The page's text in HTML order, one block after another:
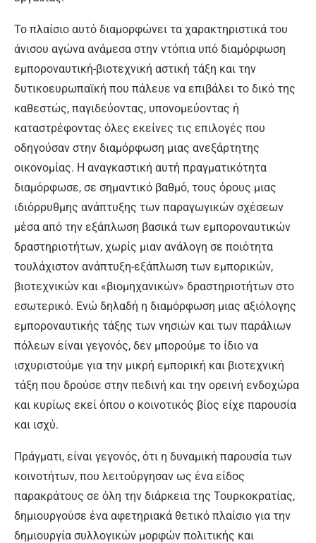
Το πλαίσιο αυτό διαμορφώνει τα χαρακτηριστικά του
άνισου αγώνα ανάμεσα στην ντόπια υπό διαμόρφωση
εμποροναυτική-βιοτεχνική αστική τάξη και την
δυτικοευρωπαϊκή που πάλευε να επιβάλει το δικό της
καθεστώς, παγιδεύοντας, υπονομεύοντας ή
καταστρέφοντας όλες εκείνες τις επιλογές που
οδηγούσαν στην διαμόρφωση μιας ανεξάρτητης
οικονομίας. Η αναγκαστική αυτή πραγματικότητα
διαμόρφωσε, σε σημαντικό βαθμό, τους όρους μιας
ιδιόρρυθμης ανάπτυξης των παραγωγικών σχέσεων
μέσα από την εξάπλωση βασικά των εμποροναυτικών
δραστηριοτήτων, χωρίς μιαν ανάλογη σε ποιότητα
τουλάχιστον ανάπτυξη-εξάπλωση των εμπορικών,
βιοτεχνικών και «βιομηχανικών» δραστηριοτήτων στο
εσωτερικό. Ενώ δηλαδή η διαμόρφωση μιας αξιόλογης
εμποροναυτικής τάξης των νησιών και των παράλιων
πόλεων είναι γεγονός, δεν μπορούμε το ίδιο να
ισχυριστούμε για την μικρή εμπορική και βιοτεχνική
τάξη που δρούσε στην πεδινή και την ορεινή ενδοχώρα
και κυρίως εκεί όπου ο κοινοτικός βίος είχε παρουσία
και ισχύ.
Πράγματι, είναι γεγονός, ότι η δυναμική παρουσία των
κοινοτήτων, που λειτούργησαν ως ένα είδος
παρακράτους σε όλη την διάρκεια της Τουρκοκρατίας,
δημιουργούσε ένα αφετηριακά θετικό πλαίσιο για την
δημιουργία συλλογικών μορφών πολιτικής και